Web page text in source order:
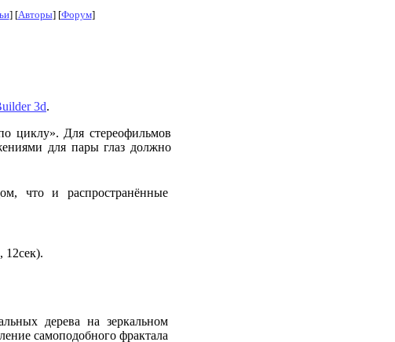
] [Авторы] [Форум]
3d.
циклу». Для стереофильмов
для пары глаз должно
что и распространённые
12сек).
дерева на зеркальном
самоподобного фрактала